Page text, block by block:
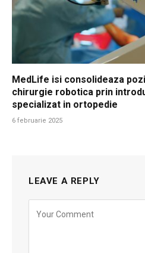
MedLife isi consolideaza
chirurgie robotica prin
specializat in ortopedie
6 februarie 2025
LEAVE A REPLY